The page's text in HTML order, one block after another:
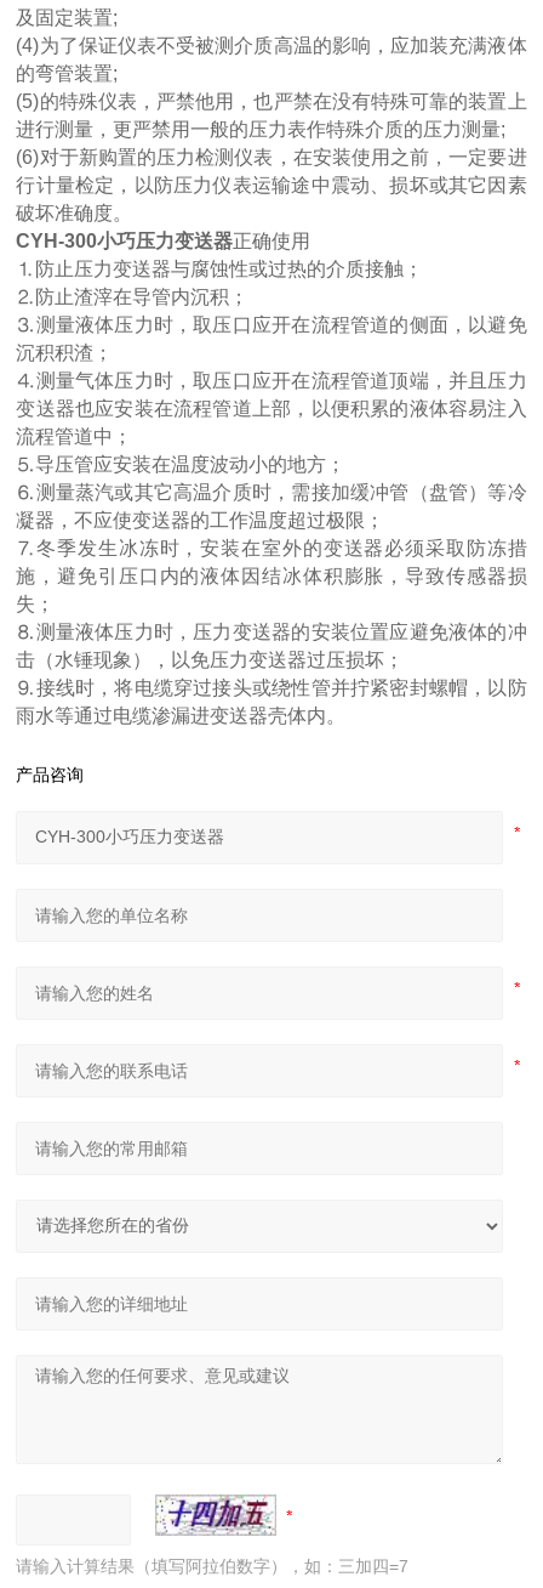
及固定装置;
(4)为了保证仪表不受被测介质高温的影响，应加装充满液体
的弯管装置;
(5)的特殊仪表，严禁他用，也严禁在没有特殊可靠的装置上
进行测量，更严禁用一般的压力表作特殊介质的压力测量;
(6)对于新购置的压力检测仪表，在安装使用之前，一定要进
行计量检定，以防压力仪表运输途中震动、损坏或其它因素
破坏准确度。
CYH-300小巧压力变送器正确使用
⒈防止压力变送器与腐蚀性或过热的介质接触；
⒉防止渣滓在导管内沉积；
⒊测量液体压力时，取压口应开在流程管道的侧面，以避免
沉积积渣；
⒋测量气体压力时，取压口应开在流程管道顶端，并且压力
变送器也应安装在流程管道上部，以便积累的液体容易注入
流程管道中；
⒌导压管应安装在温度波动小的地方；
⒍测量蒸汽或其它高温介质时，需接加缓冲管（盘管）等冷
凝器，不应使变送器的工作温度超过极限；
⒎冬季发生冰冻时，安装在室外的变送器必须采取防冻措
施，避免引压口内的液体因结冰体积膨胀，导致传感器损
失；
⒏测量液体压力时，压力变送器的安装位置应避免液体的冲
击（水锤现象），以免压力变送器过压损坏；
⒐接线时，将电缆穿过接头或绕性管并拧紧密封螺帽，以防
雨水等通过电缆渗漏进变送器壳体内。
产品咨询
请输入计算结果（填写阿拉伯数字），如：三加四=7